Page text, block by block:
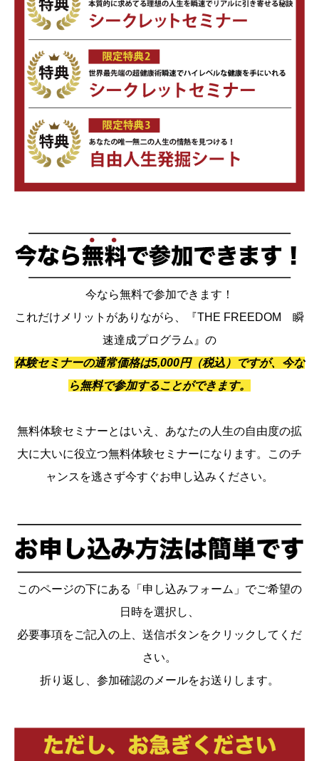
今なら無料で参加できます！
これだけメリットがありながら、『THE FREEDOM 瞬
速達成プログラム』の
体験セミナーの通常価格は5,000円（税込）ですが、今な
ら無料で参加することができます。
無料体験セミナーとはいえ、あなたの人生の自由度の拡
大に大いに役立つ無料体験セミナーになります。このチ
ャンスを逃さず今すぐお申し込みください。
このページの下にある「申し込みフォーム」でご希望の
日時を選択し、
必要事項をご記入の上、送信ボタンをクリックしてくだ
さい。
折り返し、参加確認のメールをお送りします。